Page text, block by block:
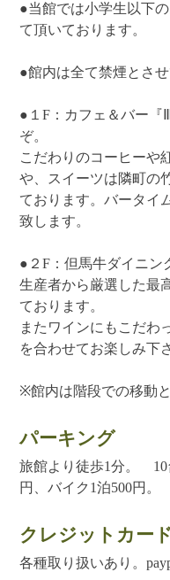
●当館では小学生以下
て頂いております。
●館内は全て禁煙とさ
●１F：カフェ＆バー
ぞ。
こだわりのコーヒーや
や、スイーツは隣町の
ております。バータイ
致します。
●２F：但馬牛ダイニン
生産者から厳選した最
ております。
またワインにもこだわ
を合わせてお楽しみ下
※館内は階段での移動と
パーキング
旅館より徒歩1分。 10
円、バイク1泊500円。
クレジットカード
各種取り扱いあり。